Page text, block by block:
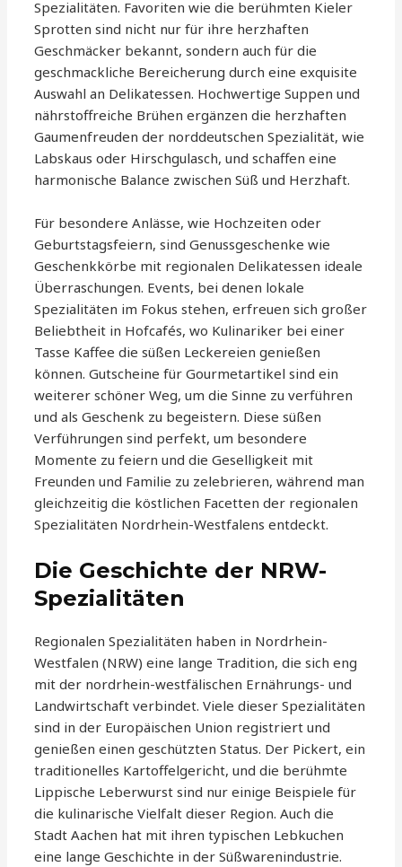
Spezialitäten. Favoriten wie die berühmten Kieler
Sprotten sind nicht nur für ihre herzhaften
Geschmäcker bekannt, sondern auch für die
geschmackliche Bereicherung durch eine exquisite
Auswahl an Delikatessen. Hochwertige Suppen und
nährstoffreiche Brühen ergänzen die herzhaften
Gaumenfreuden der norddeutschen Spezialität, wie
Labskaus oder Hirschgulasch, und schaffen eine
harmonische Balance zwischen Süß und Herzhaft.
Für besondere Anlässe, wie Hochzeiten oder
Geburtstagsfeiern, sind Genussgeschenke wie
Geschenkkörbe mit regionalen Delikatessen ideale
Überraschungen. Events, bei denen lokale
Spezialitäten im Fokus stehen, erfreuen sich großer
Beliebtheit in Hofcafés, wo Kulinariker bei einer
Tasse Kaffee die süßen Leckereien genießen
können. Gutscheine für Gourmetartikel sind ein
weiterer schöner Weg, um die Sinne zu verführen
und als Geschenk zu begeistern. Diese süßen
Verführungen sind perfekt, um besondere
Momente zu feiern und die Geselligkeit mit
Freunden und Familie zu zelebrieren, während man
gleichzeitig die köstlichen Facetten der regionalen
Spezialitäten Nordrhein-Westfalens entdeckt.
Die Geschichte der NRW-
Spezialitäten
Regionalen Spezialitäten haben in Nordrhein-
Westfalen (NRW) eine lange Tradition, die sich eng
mit der nordrhein-westfälischen Ernährungs- und
Landwirtschaft verbindet. Viele dieser Spezialitäten
sind in der Europäischen Union registriert und
genießen einen geschützten Status. Der Pickert, ein
traditionelles Kartoffelgericht, und die berühmte
Lippische Leberwurst sind nur einige Beispiele für
die kulinarische Vielfalt dieser Region. Auch die
Stadt Aachen hat mit ihren typischen Lebkuchen
eine lange Geschichte in der Süßwarenindustrie.